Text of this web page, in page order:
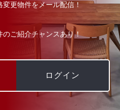
更物件をメール配信！
ご紹介チャンスあり！
ログイン